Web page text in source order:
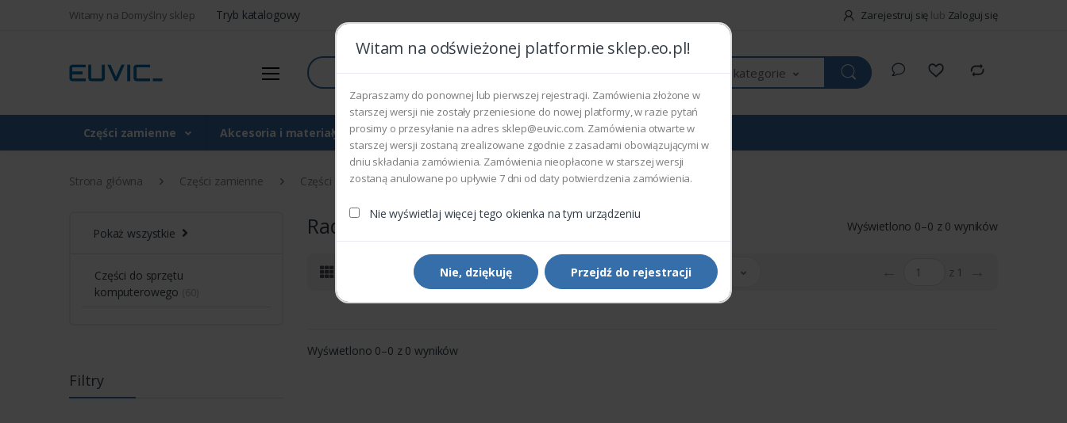
Witamy na Domyślny sklep Tryb katalogowy Zarejestruj się lub Zaloguj się
Szukaj
Wszystkie kategorie
Części zamienne Akcesoria i materiały eksploatacyjne
Witam na odświeżonej platformie sklep.eo.pl!
Zapraszamy do ponownej lub pierwszej rejestracji. Zamówienia złożone w
starszej wersji nie zostały przeniesione do nowej platformy, w razie pytań
prosimy o przesyłanie na adres sklep@euvic.com. Zamówienia otwarte w
starszej wersji zostaną zrealizowane zgodnie z zasadami obowiązującymi w
dniu składania zamówienia. Zamówienia nieopłacone w starszej wersji
zostaną anulowane po upływie 7 dni od daty potwierdzenia zamówienia.
Nie wyświetlaj więcej tego okienka na tym urządzeniu
Nie, dziękuję Przejdź do rejestracji
Strona główna Części zamienne Części do sprzętu komputerowego Radiatory
Pokaż wszystkie
Części do sprzętu
komputerowego
Filtry
Radiatory Wyświetlono 0–0 z 0 wyników
Sortowanie domyślne Pokaż 20 z 1
Wyświetlono 0–0 z 0 wyników